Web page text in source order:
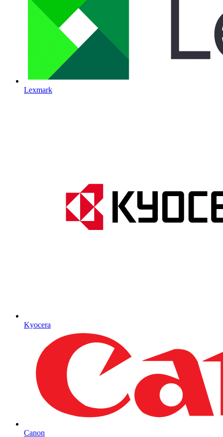
Lexmark
Kyocera
Canon